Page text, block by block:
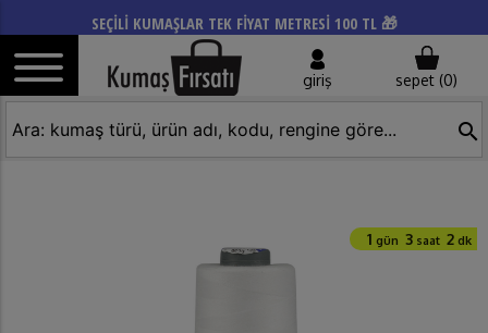
SEÇİLİ KUMAŞLAR TEK FİYAT METRESİ 100 TL 🎁
giriş sepet (0)
search
1 gün 3saat 2dk